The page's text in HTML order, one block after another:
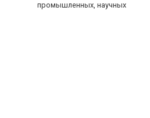
промышленных, научных